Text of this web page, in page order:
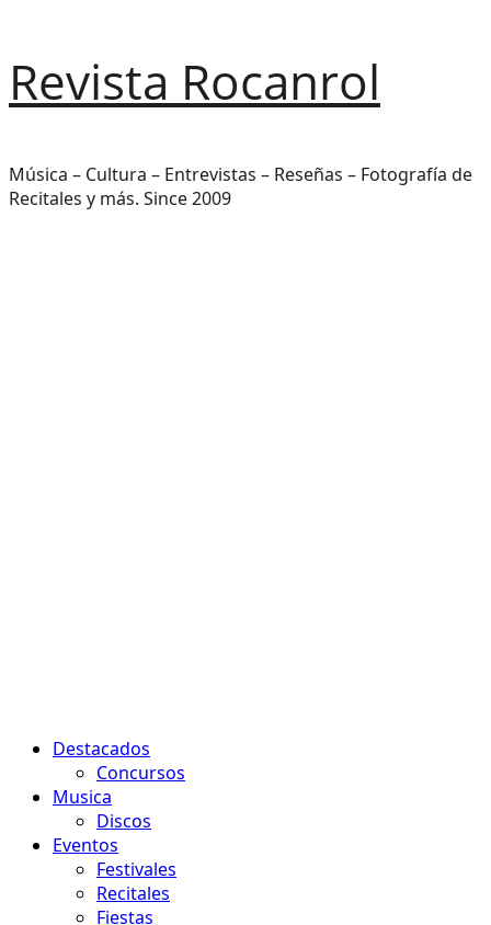
al
contenido
Revista Rocanrol
Música – Cultura – Entrevistas – Reseñas – Fotografía de
Recitales y más. Since 2009
Menú
principal
Destacados
Concursos
Musica
Discos
Eventos
Festivales
Recitales
Fiestas